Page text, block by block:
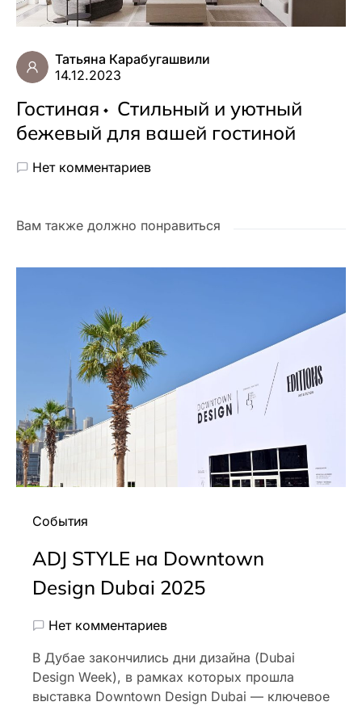
Татьяна Карабугашвили
14.12.2023
Гостиная
Стильный и уютный
бежевый для вашей гостиной
Нет комментариев
Вам также должно понравиться
События
ADJ STYLE на Downtown
Design Dubai 2025
Нет комментариев
В Дубае закончились дни дизайна (Dubai
Design Week), в рамках которых прошла
выставка Downtown Design Dubai — ключевое